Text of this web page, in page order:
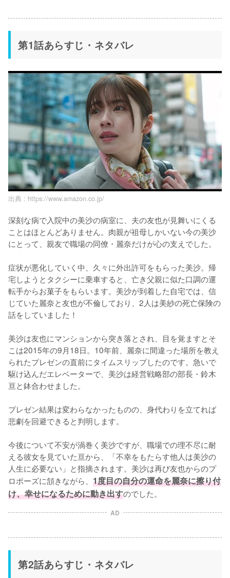
第1話あらすじ・ネタバレ
出典 : https://www.amazon.co.jp/
深刻な病で入院中の美沙の病室に、夫の友也が見舞いにくる
ことはほとんどありません。肉親が祖母しかいない今の美沙
にとって、親友で職場の同僚・麗奈だけが心の支えでした。
症状が悪化していく中、久々に外出許可をもらった美沙。帰
宅しようとタクシーに乗車すると、亡き父親に似た口調の運
転手からお菓子をもらいます。美沙が到着した自宅では、信
じていた麗奈と友也が不倫しており、2人は美紗の死亡保険の
話をしていました！
美沙は友也にマンションから突き落とされ、目を覚ますとそ
こは2015年の9月18日。10年前、麗奈に間違った場所を教え
られたプレゼンの直前にタイムスリップしたのです。急いで
駆け込んだエレベーターで、美沙は経営戦略部の部長・鈴木
亘と鉢合わせました。
プレゼン結果は変わらなかったものの、身代わりを立てれば
悲劇を回避できると判明します。
今後について不安が渦巻く美沙ですが、職場での理不尽に耐
える彼女を見ていた亘から、「不幸をもたらす他人は美沙の
人生に必要ない」と指摘されます。美沙は再び友也からのプ
ロポーズに頷きながら、 1度目の自分の運命を麗奈に擦り付
け、幸せになるために動き出すのでした。
AD
第2話あらすじ・ネタバレ